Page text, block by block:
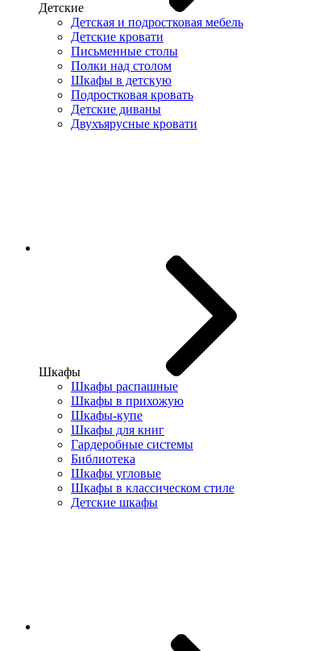
Детские
Детская и подростковая мебель
Детские кровати
Письменные столы
Полки над столом
Шкафы в детскую
Подростковая кровать
Детские диваны
Двухъярусные кровати
Шкафы
Шкафы распашные
Шкафы в прихожую
Шкафы-купе
Шкафы для книг
Гардеробные системы
Библиотека
Шкафы угловые
Шкафы в классическом стиле
Детские шкафы